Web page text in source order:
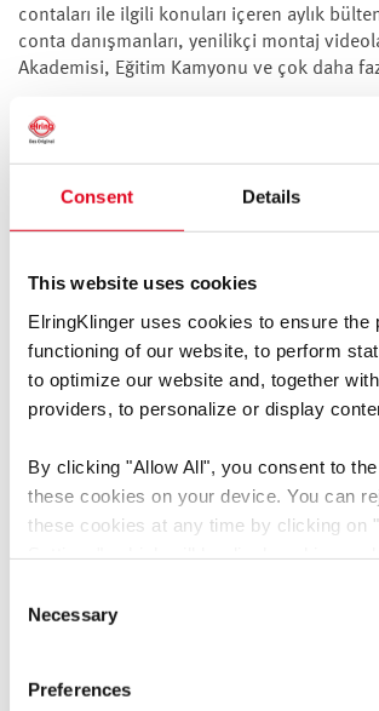
Consent Details
This website uses cookies
ElringKlinger uses cookies to ensure the
functioning of our website, to perform
to optimize our website and, together
providers, to personalize or display
By clicking "Allow All" , you consent to
these cookies on your device. You can
these cookies at any time by clicking on
Depending on the cookie preferences
functionality or personalized user
You thereby also consent to the transfer
Selection
Necessary
Preferences
contaları ile ilgili konuları içeren aylık
conta danışmanları, yenilikçi montaj
Akademisi, Eğitim Kamyonu ve çok daha
Dünyanın her yerindeki ticari ortaklar,
müşterileri orijinal Elring ürünleri ile iyi
Bunlar arasında silindir kafası ve özel
radyal mil contaları ve valf gövdesi contaları,
setleri de bulunmaktadır.
Elring – Das Original
Bu bir YouTube videosudur. Bu videoya
gizlilik koşullarını ve bizimgizlilik politikası
olursunuz.